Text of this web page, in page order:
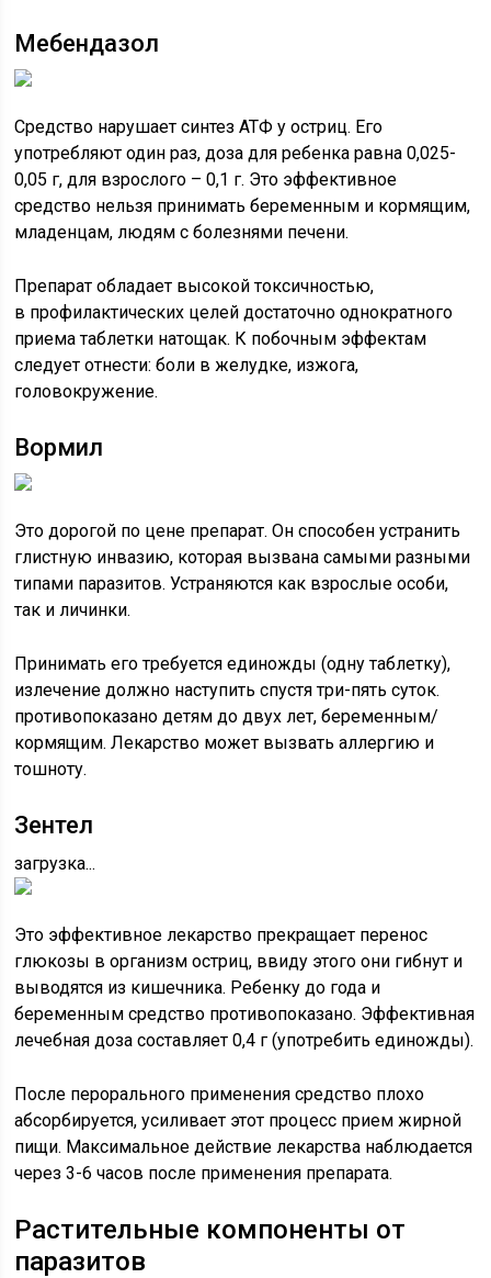
Мебендазол
Средство нарушает синтез АТФ у остриц. Его
употребляют один раз, доза для ребенка равна 0,025-
0,05 г, для взрослого – 0,1 г. Это эффективное
средство нельзя принимать беременным и кормящим,
младенцам, людям с болезнями печени.
Препарат обладает высокой токсичностью,
в профилактических целей достаточно однократного
приема таблетки натощак. К побочным эффектам
следует отнести: боли в желудке, изжога,
головокружение.
Вормил
Это дорогой по цене препарат. Он способен устранить
глистную инвазию, которая вызвана самыми разными
типами паразитов. Устраняются как взрослые особи,
так и личинки.
Принимать его требуется единожды (одну таблетку),
излечение должно наступить спустя три-пять суток.
противопоказано детям до двух лет, беременным/
кормящим. Лекарство может вызвать аллергию и
тошноту.
Зентел
загрузка...
Это эффективное лекарство прекращает перенос
глюкозы в организм остриц, ввиду этого они гибнут и
выводятся из кишечника. Ребенку до года и
беременным средство противопоказано. Эффективная
лечебная доза составляет 0,4 г (употребить единожды).
После перорального применения средство плохо
абсорбируется, усиливает этот процесс прием жирной
пищи. Максимальное действие лекарства наблюдается
через 3-6 часов после применения препарата.
Растительные компоненты от
паразитов